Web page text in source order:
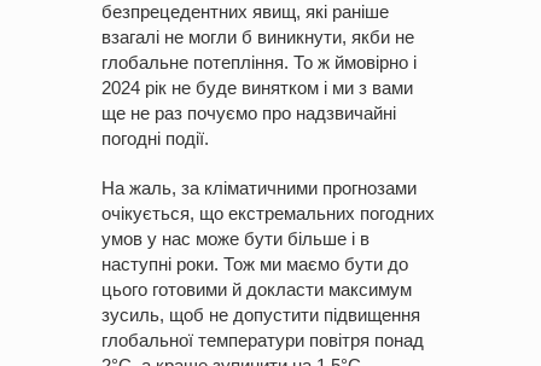
безпрецедентних явищ, які раніше
взагалі не могли б виникнути, якби не
глобальне потепління. То ж ймовірно і
2024 рік не буде винятком і ми з вами
ще не раз почуємо про надзвичайні
погодні події.
На жаль, за кліматичними прогнозами
очікується, що екстремальних погодних
умов у нас може бути більше і в
наступні роки. Тож ми маємо бути до
цього готовими й докласти максимум
зусиль, щоб не допустити підвищення
глобальної температури повітря понад